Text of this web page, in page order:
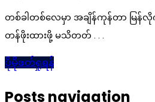
တစ်ခါတစ်လေမှာ အချိန်ကုန်တာ မြန်
တန်ဖိုးထားဖို့ မသိတတ် . . .
ပိုမိုဖတ်ရှုရန်
Posts navigation